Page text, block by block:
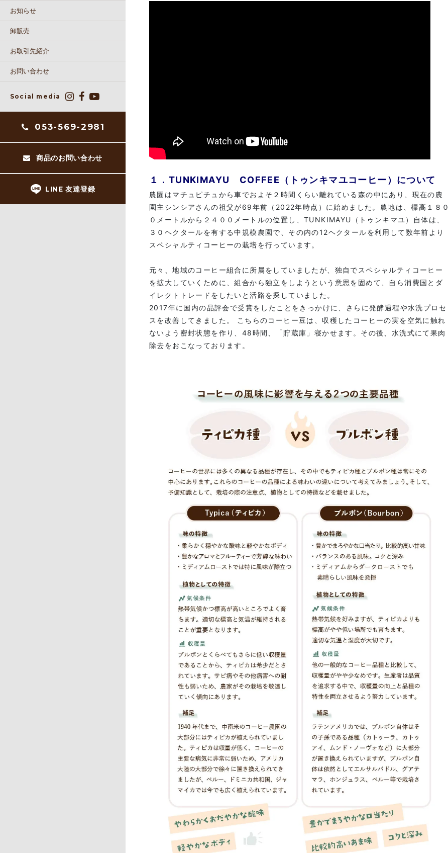
お知らせ
卸販売
お取引先紹介
お問い合わせ
Social media
053-569-2981
商品のお問い合わせ
LINE 友達登録
１．TUNKIMAYU COFFEE（トゥンキマユコーヒー）について
農園はマチュピチュから車でおよそ２時間くらい離れている森の中にあり、現在の農
園主シンシアさんの祖父が69年前（2022年時点）に始めました。農地は、標高１８０
０メートルから２４００メートルの位置し、TUNKIMAYU（トゥンキマユ）自体は、
３０ヘクタールを有する中規模農園で、その内の12ヘクタールを利用して数年前より
スペシャルティコーヒーの栽培を行っています。
元々、地域のコーヒー組合に所属をしていましたが、独自でスペシャルティコーヒー
を拡大していくために、組合から独立をしようという意思を固めて、自ら消費国とダ
イレクトトレードをしたいと活路を探していました。
2017年に国内の品評会で受賞をしたことをきっかけに、さらに発酵過程や水洗プロセ
スを改善してきました。 こちらのコーヒー豆は、収穫したコーヒーの実を空気に触れ
ないよう密封状態を作り、48時間、「貯蔵庫」寝かせます。その後、水洗式にて果肉
除去をおこなっております。